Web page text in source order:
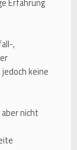
Erfahrung
,
keine
nicht